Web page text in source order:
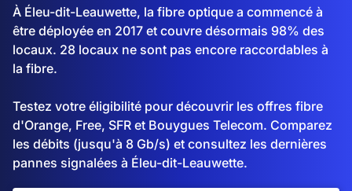
À Éleu-dit-Leauwette, la fibre optique a commencé à
être déployée en 2017 et couvre désormais 98% des
locaux. 28 locaux ne sont pas encore raccordables à
la fibre.
Testez votre éligibilité pour découvrir les offres fibre
d'Orange, Free, SFR et Bouygues Telecom. Comparez
les débits (jusqu'à 8 Gb/s) et consultez les dernières
pannes signalées à Éleu-dit-Leauwette.